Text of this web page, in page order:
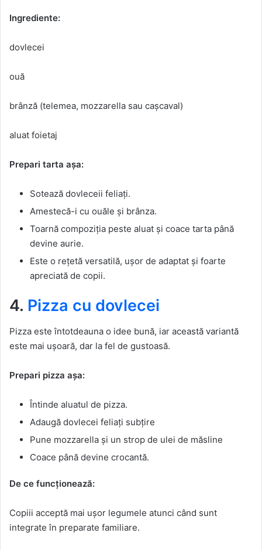
Ingrediente:
dovlecei
ouă
brânză (telemea, mozzarella sau cașcaval)
aluat foietaj
Prepari tarta așa:
Sotează dovleceii feliați.
Amestecă-i cu ouăle și brânza.
Toarnă compoziția peste aluat și coace tarta până
devine aurie.
Este o rețetă versatilă, ușor de adaptat și foarte
apreciată de copii.
4. Pizza cu dovlecei
Pizza este întotdeauna o idee bună, iar această variantă
este mai ușoară, dar la fel de gustoasă.
Prepari pizza așa:
Întinde aluatul de pizza.
Adaugă dovlecei feliați subțire
Pune mozzarella și un strop de ulei de măsline
Coace până devine crocantă.
De ce funcționează:
Copiii acceptă mai ușor legumele atunci când sunt
integrate în preparate familiare.